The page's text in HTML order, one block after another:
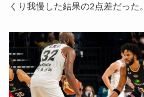
くり我慢した結果の2点差だった。